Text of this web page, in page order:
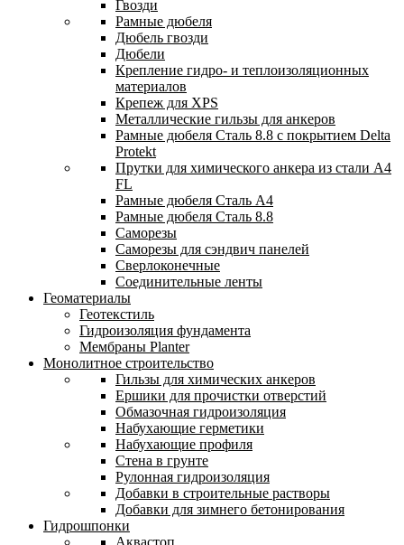
Гвозди
Рамные дюбеля
Дюбель гвозди
Дюбели
Крепление гидро- и теплоизоляционных
материалов
Крепеж для XPS
Металлические гильзы для анкеров
Рамные дюбеля Сталь 8.8 с покрытием Delta
Protekt
Прутки для химического анкера из стали А4
FL
Рамные дюбеля Сталь A4
Рамные дюбеля Сталь 8.8
Саморезы
Саморезы для сэндвич панелей
Сверлоконечные
Соединительные ленты
Геоматериалы
Геотекстиль
Гидроизоляция фундамента
Мембраны Planter
Монолитное строительство
Гильзы для химических анкеров
Ершики для прочистки отверстий
Обмазочная гидроизоляция
Набухающие герметики
Набухающие профиля
Стена в грунте
Рулонная гидроизоляция
Добавки в строительные растворы
Добавки для зимнего бетонирования
Гидрошпонки
Аквастоп